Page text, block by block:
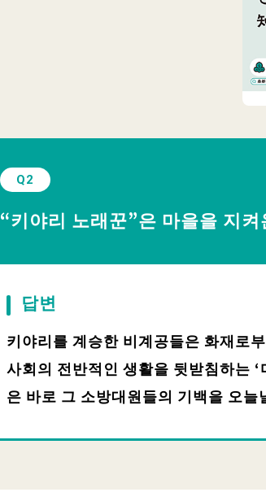
Q2
“키야리 노래꾼”은 마을을 지
답변
키야리를 계승한 비계공들은 화재로
사회의 전반적인 생활을 뒷받침하는
은 바로 그 소방대원들의 기백을 오